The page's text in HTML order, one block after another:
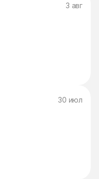
3 авг
30 июл